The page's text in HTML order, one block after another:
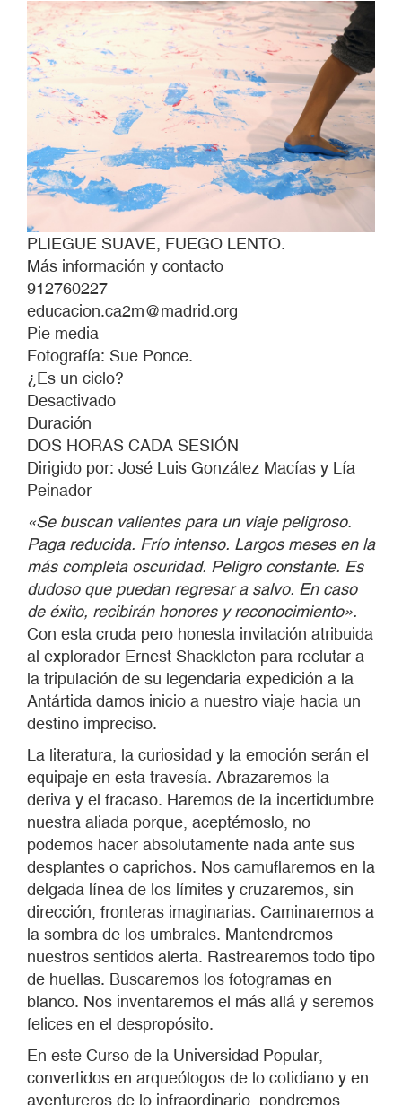
PLIEGUE SUAVE, FUEGO LENTO.
Más información y contacto
912760227
educacion.ca2m@madrid.org
Pie media
Fotografía: Sue Ponce.
¿Es un ciclo?
Desactivado
Duración
DOS HORAS CADA SESIÓN
Dirigido por: José Luis González Macías y Lía
Peinador
«Se buscan valientes para un viaje peligroso.
Paga reducida. Frío intenso. Largos meses en la
más completa oscuridad. Peligro constante. Es
dudoso que puedan regresar a salvo. En caso
de éxito, recibirán honores y reconocimiento».
Con esta cruda pero honesta invitación atribuida
al explorador Ernest Shackleton para reclutar a
la tripulación de su legendaria expedición a la
Antártida damos inicio a nuestro viaje hacia un
destino impreciso.
La literatura, la curiosidad y la emoción serán el
equipaje en esta travesía. Abrazaremos la
deriva y el fracaso. Haremos de la incertidumbre
nuestra aliada porque, aceptémoslo, no
podemos hacer absolutamente nada ante sus
desplantes o caprichos. Nos camuflaremos en la
delgada línea de los límites y cruzaremos, sin
dirección, fronteras imaginarias. Caminaremos a
la sombra de los umbrales. Mantendremos
nuestros sentidos alerta. Rastrearemos todo tipo
de huellas. Buscaremos los fotogramas en
blanco. Nos inventaremos el más allá y seremos
felices en el despropósito.
En este Curso de la Universidad Popular,
convertidos en arqueólogos de lo cotidiano y en
aventureros de lo infraordinario, pondremos